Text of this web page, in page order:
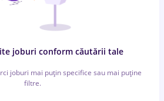
joburi conform căutării tale
joburi mai puțin specifice sau mai puține
filtre.